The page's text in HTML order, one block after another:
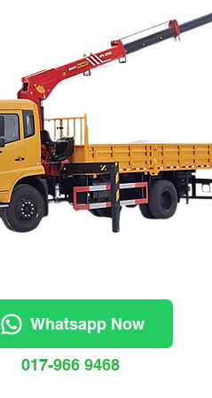
Whatsapp Now
017-966 9468